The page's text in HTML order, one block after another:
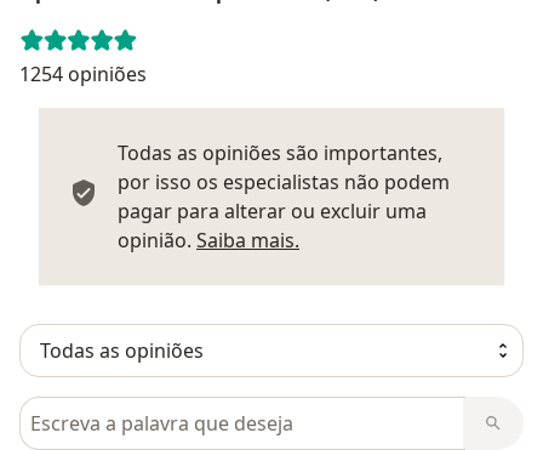
1254 opiniões
Todas as opiniões são importantes,
por isso os especialistas não podem
pagar para alterar ou excluir uma
opinião. Saiba mais.
Pesquisar em opiniões